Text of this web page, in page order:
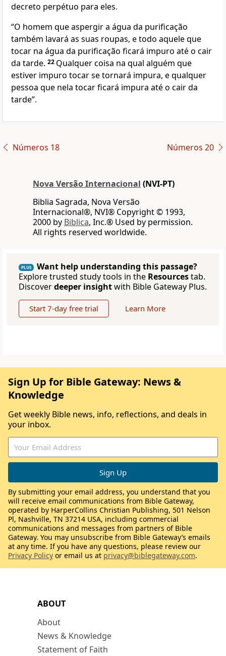
decreto perpétuo para eles.
“O homem que aspergir a água da purificação
também lavará as suas roupas, e todo aquele que
tocar na água da purificação ficará impuro até o cair
da tarde. 22 Qualquer coisa na qual alguém que
estiver impuro tocar se tornará impura, e qualquer
pessoa que nela tocar ficará impura até o cair da
tarde”.
Números 18 Números 20
Nova Versão Internacional (NVI-PT)
Biblia Sagrada, Nova Versão
Internacional®, NVI® Copyright © 1993,
2000 by Biblica, Inc.® Used by permission.
All rights reserved worldwide.
PLUS
Want help understanding this passage?
Explore trusted study tools in the Resourcestab.
Discoverdeeper insightwith Bible Gateway Plus.
Start 7-day free trial Learn More
ABOUT
About
News & Knowledge
Statement of Faith
Sign Up for Bible Gateway: News &
Knowledge
Get weekly Bible news, info, reflections, and deals in
your inbox.
By submitting your email address, you understand that you
will receive email communications from Bible Gateway,
operated by HarperCollins Christian Publishing, 501 Nelson
Pl, Nashville, TN 37214 USA, including commercial
communications and messages from partners of Bible
Gateway. You may unsubscribe from Bible Gateway’s emails
at any time. If you have any questions, please review our
Privacy Policy or email us at privacy@biblegateway.com.